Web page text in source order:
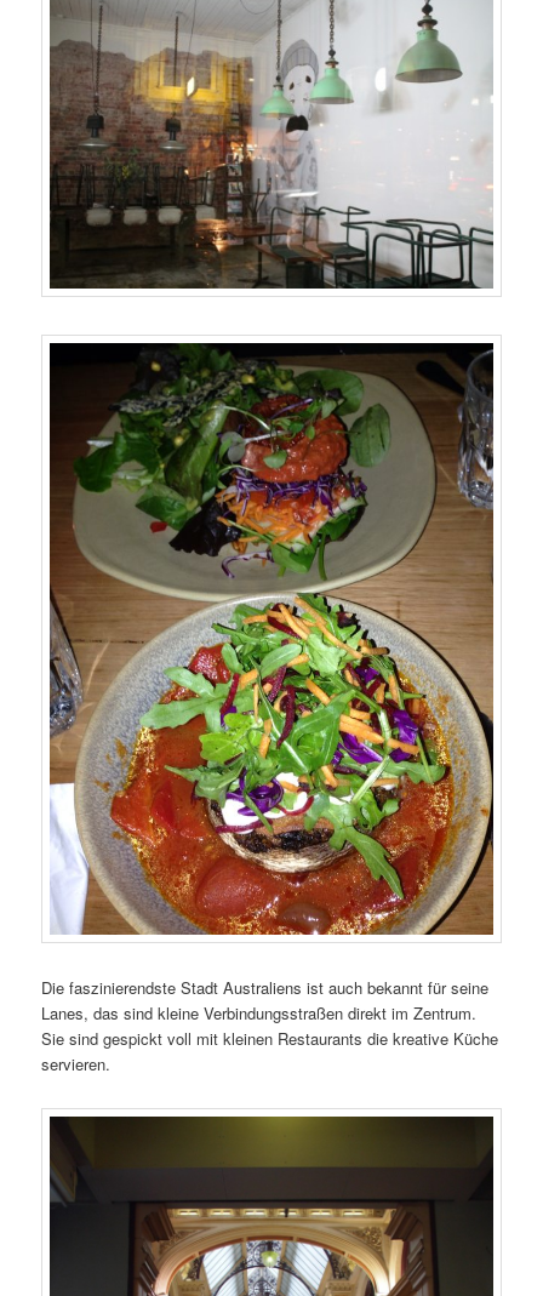
Die faszinierendste Stadt Australiens ist auch bekannt für seine
Lanes, das sind kleine Verbindungsstraßen direkt im Zentrum.
Sie sind gespickt voll mit kleinen Restaurants die kreative Küche
servieren.